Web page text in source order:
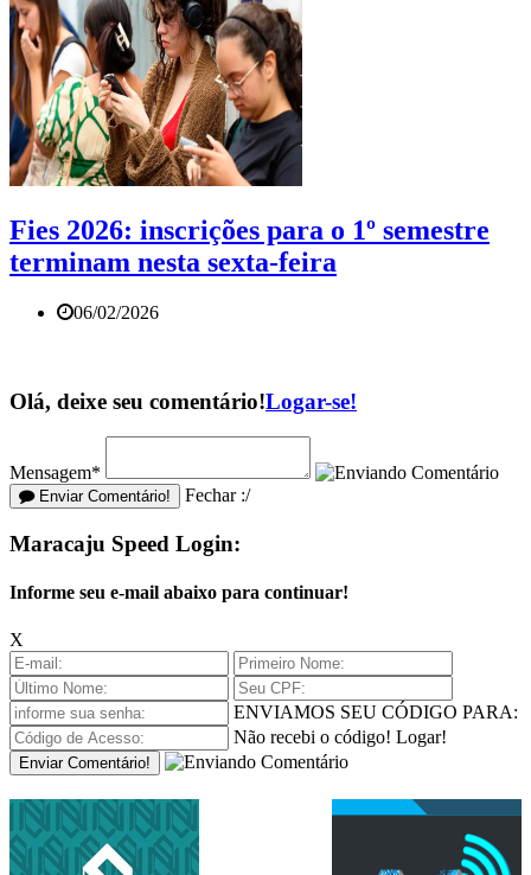
Fies 2026: inscrições para o 1º semestre
terminam nesta sexta-feira
06/02/2026
Olá, deixe seu comentário!Logar-se!
Mensagem*
Enviar Comentário! Fechar :/
Maracaju Speed Login:
Informe seu e-mail abaixo para continuar!
X
ENVIAMOS SEU CÓDIGO PARA:
Não recebi o código! Logar!
Enviar Comentário!